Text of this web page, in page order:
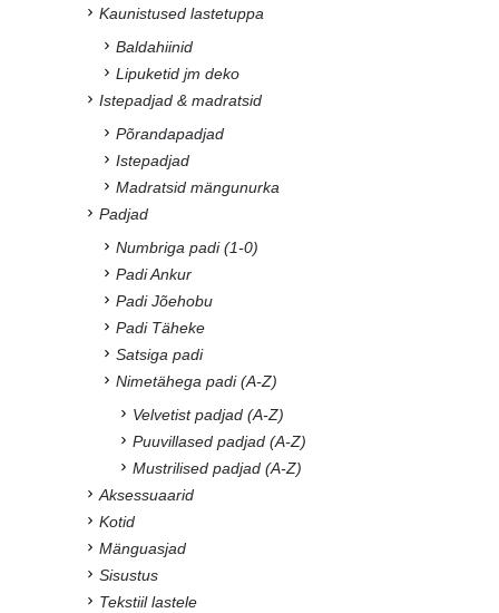
Kaunistused lastetuppa
Baldahiinid
Lipuketid jm deko
Istepadjad & madratsid
Põrandapadjad
Istepadjad
Madratsid mängunurka
Padjad
Numbriga padi (1-0)
Padi Ankur
Padi Jõehobu
Padi Täheke
Satsiga padi
Nimetähega padi (A-Z)
Velvetist padjad (A-Z)
Puuvillased padjad (A-Z)
Mustrilised padjad (A-Z)
Aksessuaarid
Kotid
Mänguasjad
Sisustus
Tekstiil lastele